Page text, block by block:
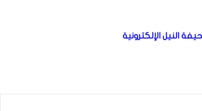
النيل الإلكترونية